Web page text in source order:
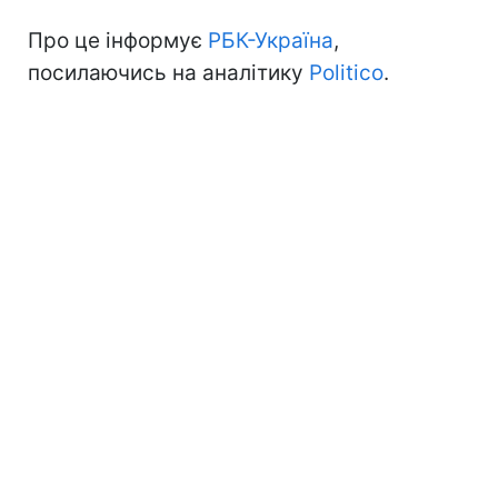
Про це інформує РБК-Україна,
посилаючись на аналітику Politico.